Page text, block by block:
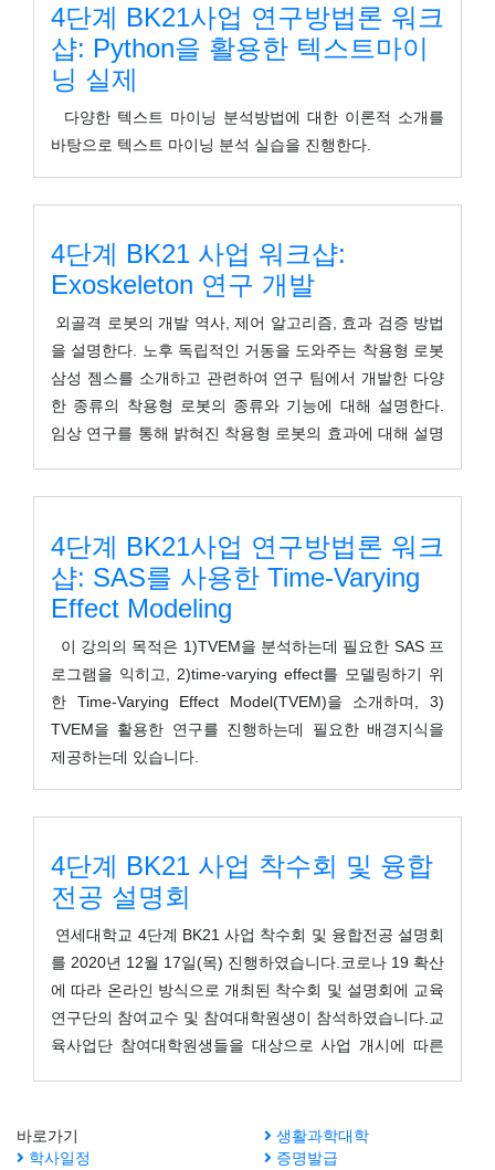
4단계 BK21사업 연구방법론 워크
샵: Python을 활용한 텍스트마이
닝 실제
다양한 텍스트 마이닝 분석방법에 대한 이론적 소개를
바탕으로 텍스트 마이닝 분석 실습을 진행한다.
4단계 BK21 사업 워크샵:
Exoskeleton 연구 개발
외골격 로봇의 개발 역사, 제어 알고리즘, 효과 검증 방법
을 설명한다. 노후 독립적인 거동을 도와주는 착용형 로봇
삼성 젬스를 소개하고 관련하여 연구 팀에서 개발한 다양
한 종류의 착용형 로봇의 종류와 기능에 대해 설명한다.
임상 연구를 통해 밝혀진 착용형 로봇의 효과에 대해 설명
4단계 BK21사업 연구방법론 워크
샵: SAS를 사용한 Time-Varying
Effect Modeling
이 강의의 목적은 1)TVEM을 분석하는데 필요한 SAS 프
로그램을 익히고, 2)time-varying effect를 모델링하기 위
한 Time-Varying Effect Model(TVEM)을 소개하며, 3)
TVEM을 활용한 연구를 진행하는데 필요한 배경지식을
제공하는데 있습니다.
4단계 BK21 사업 착수회 및 융합
전공 설명회
연세대학교 4단계 BK21 사업 착수회 및 융합전공 설명회
를 2020년 12월 17일(목) 진행하였습니다.코로나 19 확산
에 따라 온라인 방식으로 개최된 착수회 및 설명회에 교육
연구단의 참여교수 및 참여대학원생이 참석하였습니다.교
육사업단 참여대학원생들을 대상으로 사업 개시에 따른
합전공을 세부전공으로 선택한 대학원생들과 융합전공에
관심있는 대학원생들을 대상으로 학위과정에 대한 안내와
바로가기
생활과학대학
학사일정
증명발급